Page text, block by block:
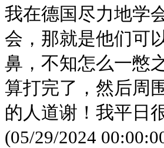
我在德国尽力地学
会，那就是他们可
鼻，不知怎么一憋
算打完了，然后周
的人道谢！我平日
(05/29/2024